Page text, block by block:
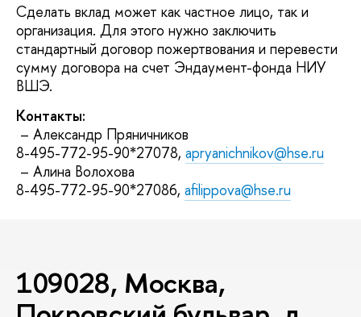
Сделать вклад может как частное лицо, так и
организация. Для этого нужно заключить
стандартный договор пожертвования и перевести
сумму договора на счет Эндаумент-фонда НИУ
ВШЭ.
Контакты:
– Александр Пряничников
8-495-772-95-90*27078, apryanichnikov@hse.ru
– Алина Волохова
8-495-772-95-90*27086, afilippova@hse.ru
109028, Москва,